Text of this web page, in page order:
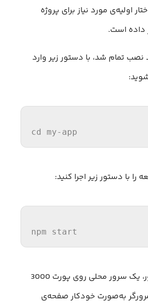
اولیه‌ی مورد نیاز برای پروژه
نصب تمام شد، با دستور زیر وارد
cd my- app
با دستور زیر اجرا کنید:
npm start
با اجرای این دستور، یک سرور محلی روی پورت 3000
به‌صورت خودکار صفحه‌ی